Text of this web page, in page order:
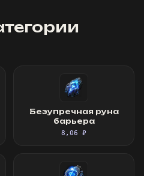
Безупречная руна
барьера
8,06 ₽